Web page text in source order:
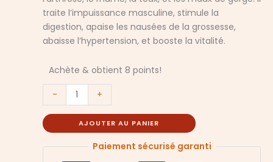
traite l’impuissance masculine, stimule la
digestion, apaise les nausées de la grossesse,
abaisse l’hypertension, et booste la vitalité.
Achète & obtient 8 points!
-
+
AJOUTER AU PANIER
Paiement sécurisé garanti